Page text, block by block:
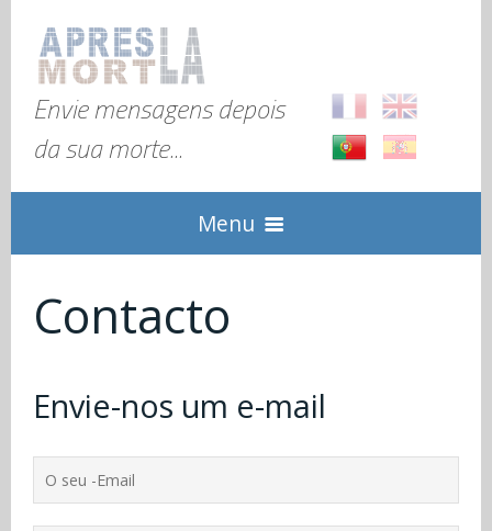
Envie mensagens depois
da sua morte...
Menu
Global
Subscrever
Contacto
Envie-nos um e-mail